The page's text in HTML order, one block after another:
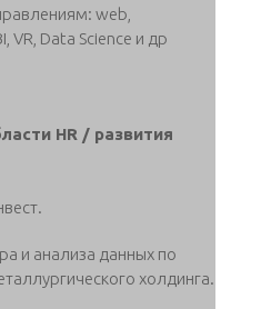
web,
VR, Data Science и др
HR / развития
и анализа данных по
холдинга.